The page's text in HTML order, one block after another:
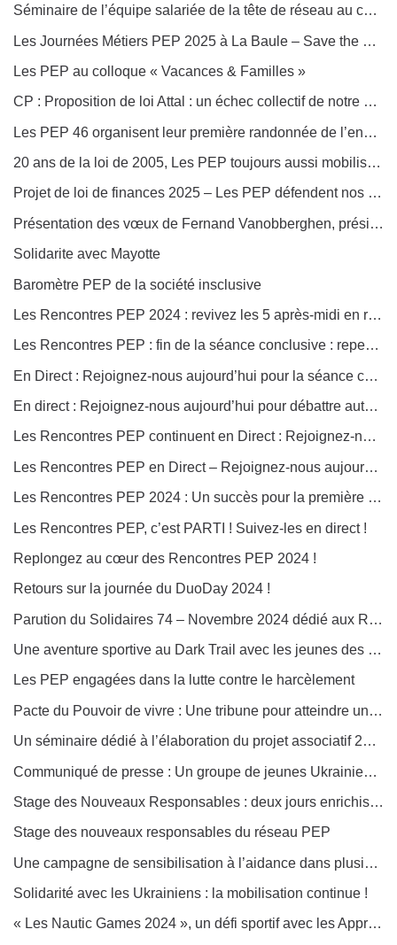
Séminaire de l’équipe salariée de la tête de réseau au centre Aldous Huxley des PEP 13
Les Journées Métiers PEP 2025 à La Baule – Save the Date !
Les PEP au colloque « Vacances & Familles »
CP : Proposition de loi Attal : un échec collectif de notre système éducatif de prévention et de protection de l’enfance
Les PEP 46 organisent leur première randonnée de l’engagement
20 ans de la loi de 2005, Les PEP toujours aussi mobilisées pour une société inclusive et solidaire !
Projet de loi de finances 2025 – Les PEP défendent nos actions éducatives
Présentation des vœux de Fernand Vanobberghen, président de la Fédération générale des PEP
Solidarite avec Mayotte
Baromètre PEP de la société insclusive
Les Rencontres PEP 2024 : revivez les 5 après-midi en replay !
Les Rencontres PEP : fin de la séance conclusive : repenser le contrat social
En Direct : Rejoignez-nous aujourd’hui pour la séance conclusive : Repenser le contrat social
En direct : Rejoignez-nous aujourd’hui pour débattre autour de la thématique : Solidarité publique et solidarités de proximité – retisser et soutenir le lien social.
Les Rencontres PEP continuent en Direct : Rejoignez-nous aujourd’hui pour débattre autour de la thématique : Participation et engagement – émancipation et démocratie
Les Rencontres PEP en Direct – Rejoignez-nous aujourd’hui pour parler développement durable, transition écologique et développement social !
Les Rencontres PEP 2024 : Un succès pour la première journée sur la laïcité
Les Rencontres PEP, c’est PARTI ! Suivez-les en direct !
Replongez au cœur des Rencontres PEP 2024 !
Retours sur la journée du DuoDay 2024 !
Parution du Solidaires 74 – Novembre 2024 dédié aux Rencontres PEP !
Une aventure sportive au Dark Trail avec les jeunes des PEP 39
Les PEP engagées dans la lutte contre le harcèlement
Pacte du Pouvoir de vivre : Une tribune pour atteindre un budget écologiquement et socialement cohérent
Un séminaire dédié à l’élaboration du projet associatif 2026-2031 des PEP 62
Communiqué de presse : Un groupe de jeunes Ukrainiens en séjour de répit en Alsace et dans l’Ortenau
Stage des Nouveaux Responsables : deux jours enrichissants !
Stage des nouveaux responsables du réseau PEP
Une campagne de sensibilisation à l’aidance dans plusieurs boulangeries de la Meuse
Solidarité avec les Ukrainiens : la mobilisation continue !
« Les Nautic Games 2024 », un défi sportif avec les Apprentis Riders des PEP 29